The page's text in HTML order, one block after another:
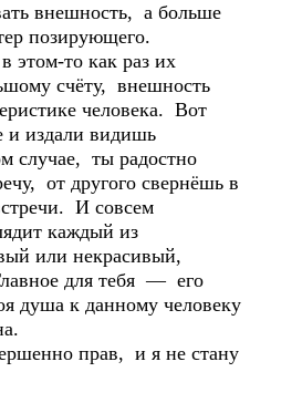
внешность, а больше
позирующего.
то как раз их
счёту, внешность
человека. Вот
и издали видишь
случае, ты радостно
от другого свернёшь в
И совсем
каждый из
или некрасивый,
для тебя — его
душа к данному человеку
прав, и я не стану